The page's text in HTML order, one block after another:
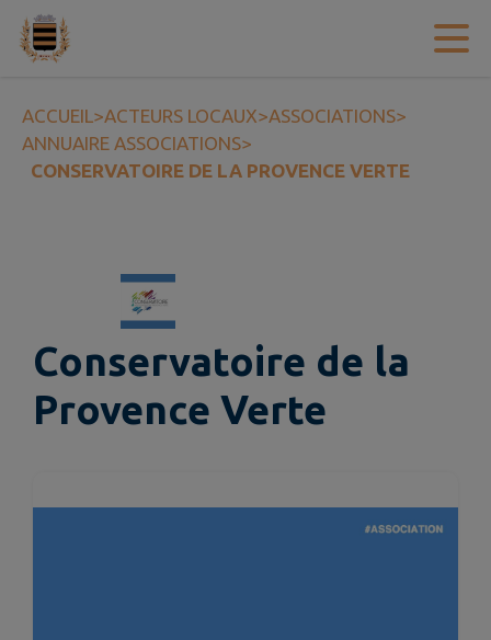
Contenu
ACCUEIL>ACTEURS LOCAUX>ASSOCIATIONS>
ANNUAIRE ASSOCIATIONS>
CONSERVATOIRE DE LA PROVENCE VERTE
Conservatoire de la
Provence Verte